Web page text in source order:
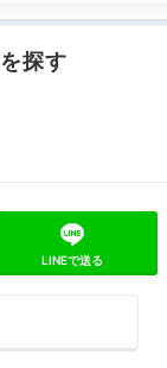
音楽プレーヤ
す。
吉野杉の
を楽しむこと
探す
LINEで送る